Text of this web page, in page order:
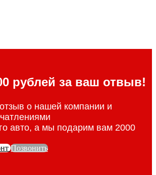
рублей за ваш отвыв!
о нашей компании и
авто, а мы подарим вам 2000
Позвонить